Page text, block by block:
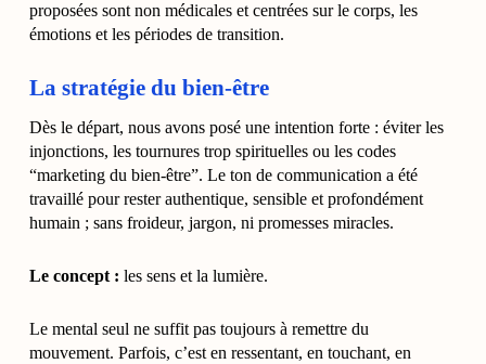
proposées sont non médicales et centrées sur le corps, les
émotions et les périodes de transition.
La stratégie du bien-être
Dès le départ, nous avons posé une intention forte : éviter les
injonctions, les tournures trop spirituelles ou les codes
“marketing du bien-être”. Le ton de communication a été
travaillé pour rester authentique, sensible et profondément
humain ; sans froideur, jargon, ni promesses miracles.
Le concept : les sens et la lumière.
Le mental seul ne suffit pas toujours à remettre du
mouvement. Parfois, c’est en ressentant, en touchant, en